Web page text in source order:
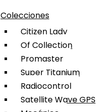
Colecciones
Citizen Lady
Of Collection
Promaster
Super Titanium
Radiocontrol
Satellite Wave GPS